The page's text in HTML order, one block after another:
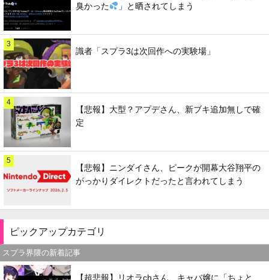
臭かった
」と晒されてしまう
3
識者「スプラ3は次回作への実験場」
4
【悲報】大型？アプデさん、新ブキ追加無しで確
定
5
【悲報】ニンダイさん、ピークが開幕大谷翔平の
がっかりダイレクトだったと言われてしまう
ピックアップカテゴリ
スプラ界隈の新着記事
【超悲報】リオラchさん、キャバ嬢に「ちょと